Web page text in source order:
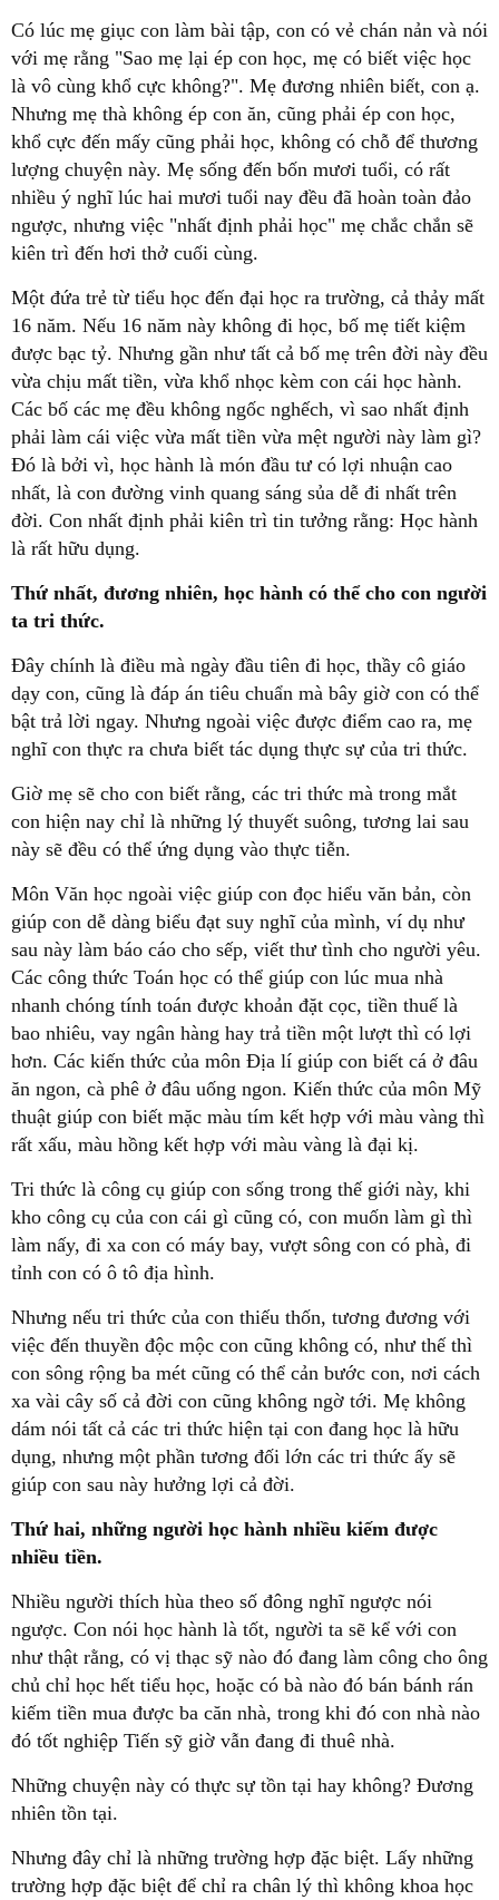
Có lúc mẹ giục con làm bài tập, con có vẻ chán nản và nói
với mẹ rằng "Sao mẹ lại ép con học, mẹ có biết việc học
là vô cùng khổ cực không?". Mẹ đương nhiên biết, con ạ.
Nhưng mẹ thà không ép con ăn, cũng phải ép con học,
khổ cực đến mấy cũng phải học, không có chỗ để thương
lượng chuyện này. Mẹ sống đến bốn mươi tuổi, có rất
nhiều ý nghĩ lúc hai mươi tuổi nay đều đã hoàn toàn đảo
ngược, nhưng việc "nhất định phải học" mẹ chắc chắn sẽ
kiên trì đến hơi thở cuối cùng.
Một đứa trẻ từ tiểu học đến đại học ra trường, cả thảy mất
16 năm. Nếu 16 năm này không đi học, bố mẹ tiết kiệm
được bạc tỷ. Nhưng gần như tất cả bố mẹ trên đời này đều
vừa chịu mất tiền, vừa khổ nhọc kèm con cái học hành.
Các bố các mẹ đều không ngốc nghếch, vì sao nhất định
phải làm cái việc vừa mất tiền vừa mệt người này làm gì?
Đó là bởi vì, học hành là món đầu tư có lợi nhuận cao
nhất, là con đường vinh quang sáng sủa dễ đi nhất trên
đời. Con nhất định phải kiên trì tin tưởng rằng: Học hành
là rất hữu dụng.
Thứ nhất, đương nhiên, học hành có thể cho con người
ta tri thức.
Đây chính là điều mà ngày đầu tiên đi học, thầy cô giáo
dạy con, cũng là đáp án tiêu chuẩn mà bây giờ con có thể
bật trả lời ngay. Nhưng ngoài việc được điểm cao ra, mẹ
nghĩ con thực ra chưa biết tác dụng thực sự của tri thức.
Giờ mẹ sẽ cho con biết rằng, các tri thức mà trong mắt
con hiện nay chỉ là những lý thuyết suông, tương lai sau
này sẽ đều có thể ứng dụng vào thực tiễn.
Môn Văn học ngoài việc giúp con đọc hiểu văn bản, còn
giúp con dễ dàng biểu đạt suy nghĩ của mình, ví dụ như
sau này làm báo cáo cho sếp, viết thư tình cho người yêu.
Các công thức Toán học có thể giúp con lúc mua nhà
nhanh chóng tính toán được khoản đặt cọc, tiền thuế là
bao nhiêu, vay ngân hàng hay trả tiền một lượt thì có lợi
hơn. Các kiến thức của môn Địa lí giúp con biết cá ở đâu
ăn ngon, cà phê ở đâu uống ngon. Kiến thức của môn Mỹ
thuật giúp con biết mặc màu tím kết hợp với màu vàng thì
rất xấu, màu hồng kết hợp với màu vàng là đại kị.
Tri thức là công cụ giúp con sống trong thế giới này, khi
kho công cụ của con cái gì cũng có, con muốn làm gì thì
làm nấy, đi xa con có máy bay, vượt sông con có phà, đi
tỉnh con có ô tô địa hình.
Nhưng nếu tri thức của con thiếu thốn, tương đương với
việc đến thuyền độc mộc con cũng không có, như thế thì
con sông rộng ba mét cũng có thể cản bước con, nơi cách
xa vài cây số cả đời con cũng không ngờ tới. Mẹ không
dám nói tất cả các tri thức hiện tại con đang học là hữu
dụng, nhưng một phần tương đối lớn các tri thức ấy sẽ
giúp con sau này hưởng lợi cả đời.
Thứ hai, những người học hành nhiều kiếm được
nhiều tiền.
Nhiều người thích hùa theo số đông nghĩ ngược nói
ngược. Con nói học hành là tốt, người ta sẽ kể với con
như thật rằng, có vị thạc sỹ nào đó đang làm công cho ông
chủ chỉ học hết tiểu học, hoặc có bà nào đó bán bánh rán
kiếm tiền mua được ba căn nhà, trong khi đó con nhà nào
đó tốt nghiệp Tiến sỹ giờ vẫn đang đi thuê nhà.
Những chuyện này có thực sự tồn tại hay không? Đương
nhiên tồn tại.
Nhưng đây chỉ là những trường hợp đặc biệt. Lấy những
trường hợp đặc biệt để chỉ ra chân lý thì không khoa học